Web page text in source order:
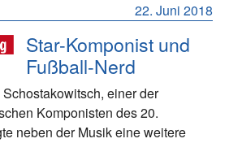
22. Juni 2018
Star-Komponist und
Fußball-Nerd
einer der
Komponisten des 20.
neben der Musik eine weitere